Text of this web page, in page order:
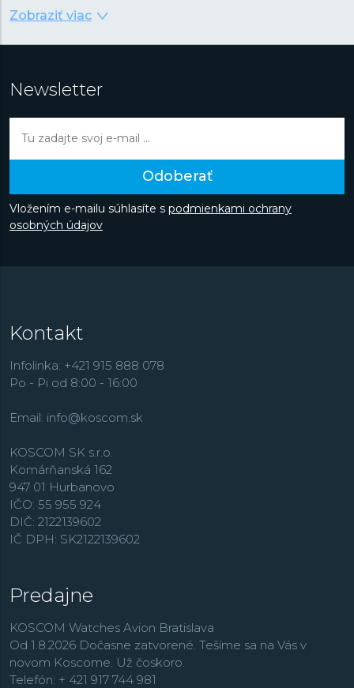
Schramberku v Čiernom lese a už viac ako 160 rokov je
symbolom precíznosti a dizajnu. V rámci svojej histórie si
na svoj vrub pripísala niekoľko prvenstiev. V roku 1903
chronometrov na svete a v roce 1972 bola značka
hrách v Mníchove a priekopníkom v oblasti merania
času. Dnes je značka s nálepkou „Made in Germany“
podvedomia zákazníkov sa dostala aj vďaka napojeniu
Do dnešného dňa vznikajú hodinky ovplyvnené týmto
smerom a najmä prácou
Zobraziť viac
Newsletter
Odoberať
Vložením e-mailu súhlasíte s podmienkami ochrany
osobných údajov
Kontakt
Infolinka: +421 915 888 078
Po - Pi od 8:00 - 16:00
Email: info@koscom.sk
KOSCOM SK s.r.o.
Komárňanská 162
947 01 Hurbanovo
IČO: 55 955 924
DIČ: 2122139602
IČ DPH: SK2122139602
Predajne
KOSCOM Watches Avion Bratislava
Od 1.8.2026 Dočasne zatvorené. Tešíme sa na Vás v
novom Koscome. Už čoskoro.
Telefón: + 421 917 744 981